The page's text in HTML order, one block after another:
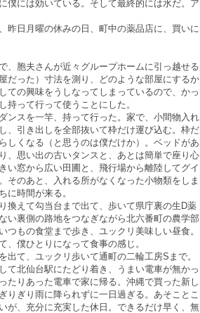
僕には効いている。そして最終的には水だ。ア
昨日月曜の休みの日、町中の薬品店に、買いに
、胞夫さんが近々グループホームに引っ越せる
だった）寸法を測り、どのような部屋にするか
ての興味をうしなってしまっているので、かっ
って行って使うことにした。
ンスを一竿、持って行った。家で、小間物入れ
、引き出しを全部抜いて枠だけ運び込む。枠だ
しくなる（と思うのは僕だけか）。ベッドがあ
、思い出の古いタンスと、あとは簡単で座り心
い窓から広い田圃と、飛行場から離陸してグイ
そのあと、入れる所がなくなった小物類をしま
に時間が来る。
換えて勾当台まで出て、歩いて県庁裏の生D薬
い裏側の路地をつなぎながら北六番町の農学部
もの食堂まで歩き、ユックリ美味しい昼食。
僕ひとりになって食事の感じ。
て、ユックリ歩いて通町の二輪工房Sまで。
て北仙台駅にたどり着き、うまい電車が無かっ
たりあった電車で家に帰る。沖縄で買った新し
りぎり雨に降られずに一日過ぎる。あそことこ
が、充分に充実した休日。できるだけ早く、無